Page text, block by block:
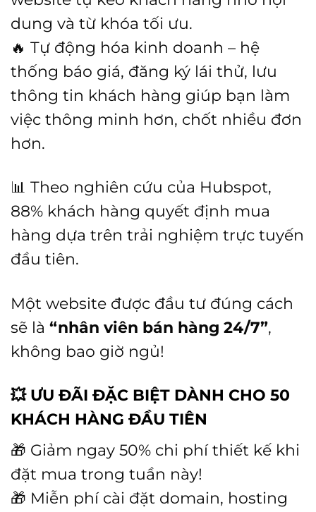
dung và từ khóa tối ưu.
🔥 Tự động hóa kinh doanh – hệ
thống báo giá, đăng ký lái thử, lưu
thông tin khách hàng giúp bạn làm
việc thông minh hơn, chốt nhiều đơn
hơn.
📊 Theo nghiên cứu của Hubspot,
88% khách hàng quyết định mua
hàng dựa trên trải nghiệm trực tuyến
đầu tiên.
Một website được đầu tư đúng cách
sẽ là “nhân viên bán hàng 24/7”,
không bao giờ ngủ!
💥 ƯU ĐÃI ĐẶC BIỆT DÀNH CHO 50
KHÁCH HÀNG ĐẦU TIÊN
🎁 Giảm ngay 50% chi phí thiết kế khi
đặt mua trong tuần này!
🎁 Miễn phí cài đặt domain, hosting